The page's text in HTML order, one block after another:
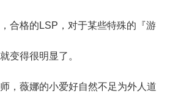
格的LSP，对于某些特殊的『游
变得很明显了。
薇娜的小爱好自然不足为外人道